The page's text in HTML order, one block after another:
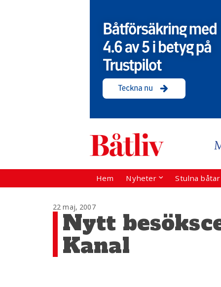
Hem Nyheter Stulna
22 maj, 2007
Nytt
Kanal